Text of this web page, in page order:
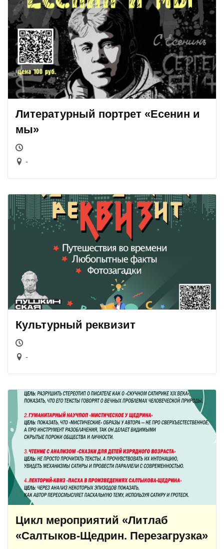
Литературный портрет «Есенин и
мы»
-
Культурный реквизит
-
Цикл мероприятий «Литлаб
«Салтыков-Щедрин. Перезагрузка»